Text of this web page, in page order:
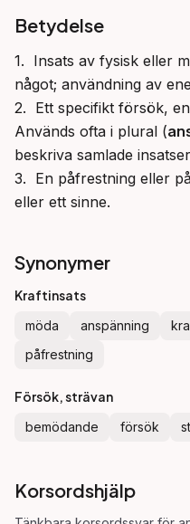
Betydelse
1.  Insats av fysisk eller
något; användning av
2.  Ett specifikt försök,
Används ofta i plural (
beskriva samlade
3.  En påfrestning eller
eller ett sinne.
Synonymer
Kraftinsats
möda anspänning
påfrestning
Försök, strävan
bemödande försök
Korsordshjälp